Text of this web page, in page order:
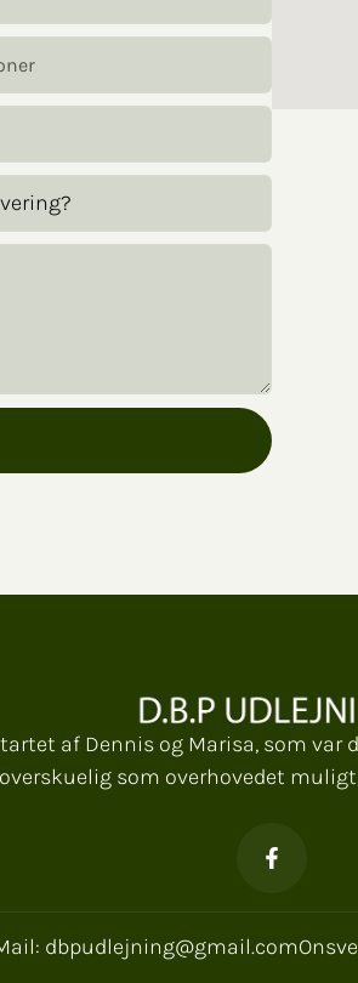
af Dennis og Marisa, som var
som overhovedet
dbpudlejning@gmail.com